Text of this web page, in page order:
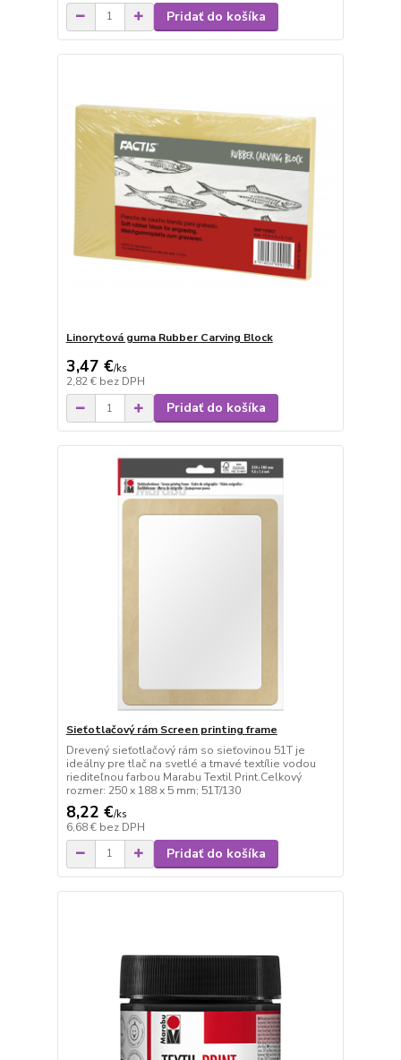
Pridať do košíka
Linorytová guma Rubber Carving Block
3,47 €/ks
2,82 € bez DPH
Pridať do košíka
Sieťotlačový rám Screen printing frame
Drevený sieťotlačový rám so sieťovinou 51T je
ideálny pre tlač na svetlé a tmavé textílie vodou
riediteľnou farbou Marabu Textil Print.Celkový
rozmer: 250 x 188 x 5 mm; 51T/130
8,22 €/ks
6,68 € bez DPH
Pridať do košíka